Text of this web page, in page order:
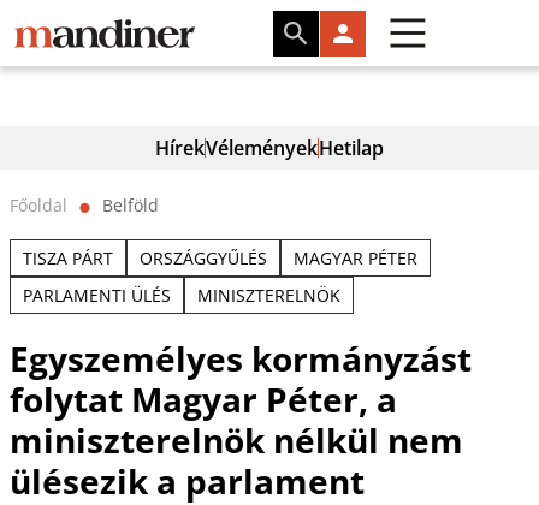
HírekVéleményekHetilap
Főoldal ⬤ Belföld
TISZA PÁRT ORSZÁGGYŰLÉS
MAGYAR PÉTER
PARLAMENTI ÜLÉS
MINISZTERELNÖK
Egyszemélyes kormányzást
folytat Magyar Péter, a
miniszterelnök nélkül nem
ülésezik a parlament